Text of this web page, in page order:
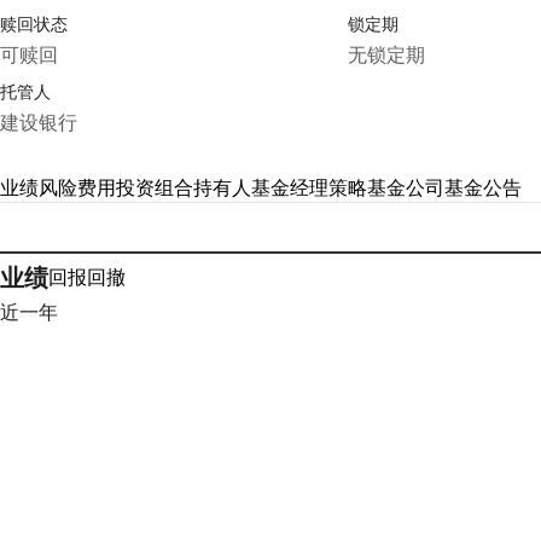
赎回状态
可赎回
锁定期
无锁定期
托管人
建设银行
业绩风险费用投资组合持有人基金经理策略基金公司基金公告
业绩回报回撤
近一年